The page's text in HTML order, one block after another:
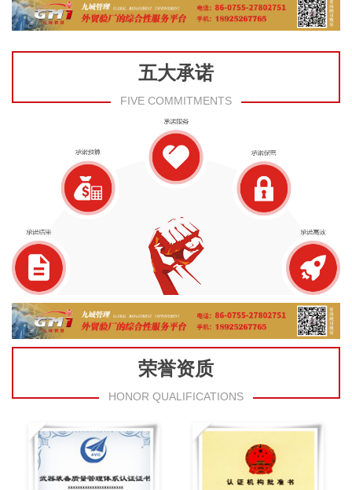
五大承诺
FIVE COMMITMENTS
荣誉资质
HONOR QUALIFICATIONS